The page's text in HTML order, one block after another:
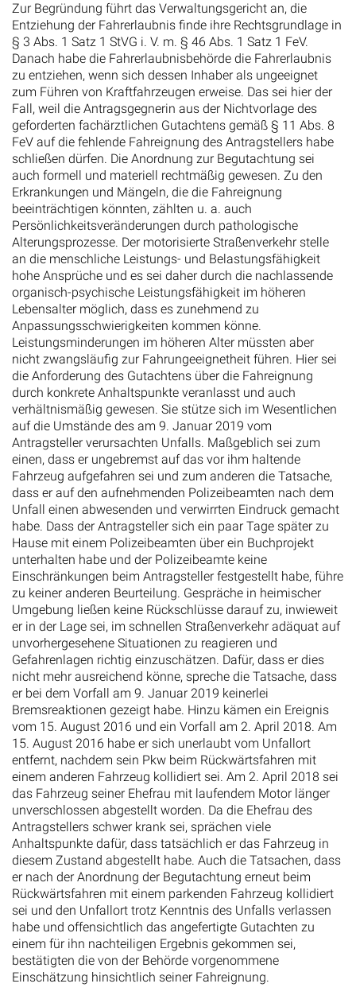
Zur Begründung führt das Verwaltungsgericht an, die
Entziehung der Fahrerlaubnis finde ihre Rechtsgrundlage in
§ 3 Abs. 1 Satz 1 StVG i. V. m. § 46 Abs. 1 Satz 1 FeV.
Danach habe die Fahrerlaubnisbehörde die Fahrerlaubnis
zu entziehen, wenn sich dessen Inhaber als ungeeignet
zum Führen von Kraftfahrzeugen erweise. Das sei hier der
Fall, weil die Antragsgegnerin aus der Nichtvorlage des
geforderten fachärztlichen Gutachtens gemäß § 11 Abs. 8
FeV auf die fehlende Fahreignung des Antragstellers habe
schließen dürfen. Die Anordnung zur Begutachtung sei
auch formell und materiell rechtmäßig gewesen. Zu den
Erkrankungen und Mängeln, die die Fahreignung
beeinträchtigen könnten, zählten u. a. auch
Persönlichkeitsveränderungen durch pathologische
Alterungsprozesse. Der motorisierte Straßenverkehr stelle
an die menschliche Leistungs- und Belastungsfähigkeit
hohe Ansprüche und es sei daher durch die nachlassende
organisch-psychische Leistungsfähigkeit im höheren
Lebensalter möglich, dass es zunehmend zu
Anpassungsschwierigkeiten kommen könne.
Leistungsminderungen im höheren Alter müssten aber
nicht zwangsläufig zur Fahrungeeignetheit führen. Hier sei
die Anforderung des Gutachtens über die Fahreignung
durch konkrete Anhaltspunkte veranlasst und auch
verhältnismäßig gewesen. Sie stütze sich im Wesentlichen
auf die Umstände des am 9. Januar 2019 vom
Antragsteller verursachten Unfalls. Maßgeblich sei zum
einen, dass er ungebremst auf das vor ihm haltende
Fahrzeug aufgefahren sei und zum anderen die Tatsache,
dass er auf den aufnehmenden Polizeibeamten nach dem
Unfall einen abwesenden und verwirrten Eindruck gemacht
habe. Dass der Antragsteller sich ein paar Tage später zu
Hause mit einem Polizeibeamten über ein Buchprojekt
unterhalten habe und der Polizeibeamte keine
Einschränkungen beim Antragsteller festgestellt habe, führe
zu keiner anderen Beurteilung. Gespräche in heimischer
Umgebung ließen keine Rückschlüsse darauf zu, inwieweit
er in der Lage sei, im schnellen Straßenverkehr adäquat auf
unvorhergesehene Situationen zu reagieren und
Gefahrenlagen richtig einzuschätzen. Dafür, dass er dies
nicht mehr ausreichend könne, spreche die Tatsache, dass
er bei dem Vorfall am 9. Januar 2019 keinerlei
Bremsreaktionen gezeigt habe. Hinzu kämen ein Ereignis
vom 15. August 2016 und ein Vorfall am 2. April 2018. Am
15. August 2016 habe er sich unerlaubt vom Unfallort
entfernt, nachdem sein Pkw beim Rückwärtsfahren mit
einem anderen Fahrzeug kollidiert sei. Am 2. April 2018 sei
das Fahrzeug seiner Ehefrau mit laufendem Motor länger
unverschlossen abgestellt worden. Da die Ehefrau des
Antragstellers schwer krank sei, sprächen viele
Anhaltspunkte dafür, dass tatsächlich er das Fahrzeug in
diesem Zustand abgestellt habe. Auch die Tatsachen, dass
er nach der Anordnung der Begutachtung erneut beim
Rückwärtsfahren mit einem parkenden Fahrzeug kollidiert
sei und den Unfallort trotz Kenntnis des Unfalls verlassen
habe und offensichtlich das angefertigte Gutachten zu
einem für ihn nachteiligen Ergebnis gekommen sei,
bestätigten die von der Behörde vorgenommene
Einschätzung hinsichtlich seiner Fahreignung.